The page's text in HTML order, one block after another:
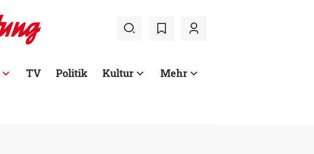
TV Politik Kultur Mehr